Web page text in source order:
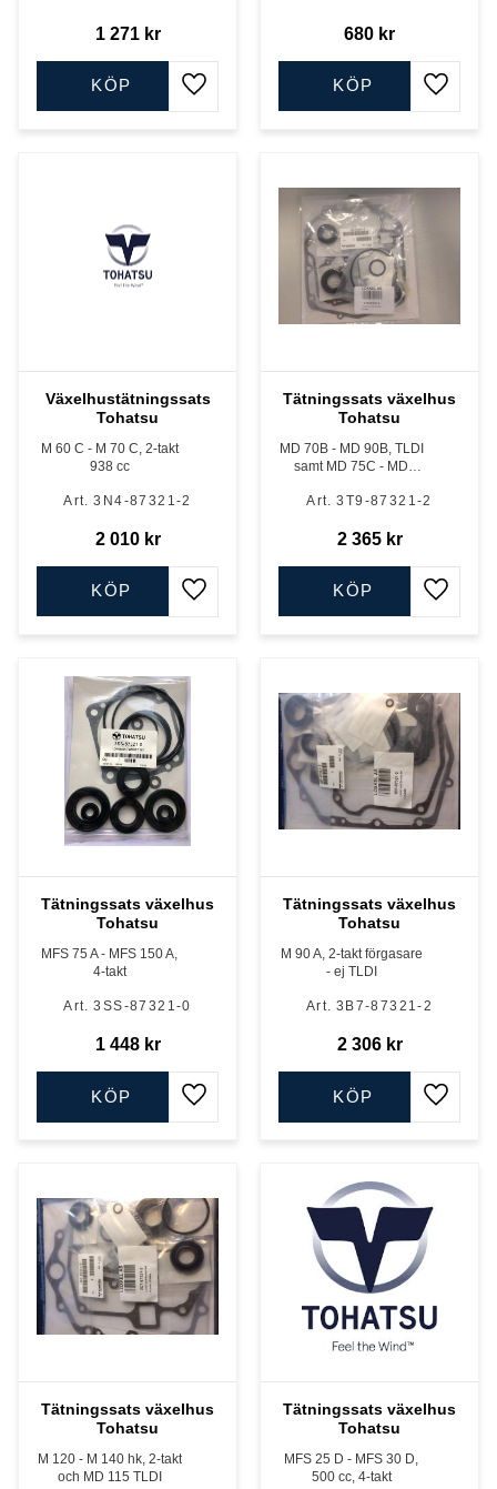
1 271kr
Lägg till i favoriter
KÖP
680 kr
Lägg
KÖP
Växelhustätningssats
Tohatsu
M 60 C - M 70 C, 2-takt
938 cc
3N4-87321-2
2 010kr
Lägg till i favoriter
KÖP
Tätningssats växelhus
Tohatsu
MD 70B - MD 90B, TLDI
samt MD 75C - MD
3T9-87321-2
2 365kr
Lägg
KÖP
Tätningssats växelhus
Tohatsu
MFS 75 A - MFS 150 A,
4-takt
3SS-87321-0
1 448kr
Lägg till i favoriter
KÖP
Tätningssats växelhus
Tohatsu
M 90 A, 2-takt förgasare
- ej TLDI
3B7-87321-2
2 306kr
Lägg
KÖP
Tätningssats växelhus
Tohatsu
M 120 - M 140 hk, 2-takt
och MD 115 TLDI
Tätningssats växelhus
Tohatsu
MFS 25 D - MFS 30 D,
500 cc, 4-takt